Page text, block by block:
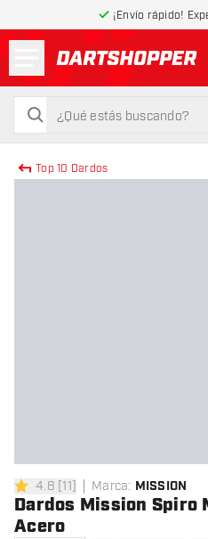
¡Envío rápido!
volver a la
buscar
buscar
Top 10 Dardos
4.8 estrellas de puntuación
4.8 [11] Marca: MISSION
Dardos Mission Spiro
Acero